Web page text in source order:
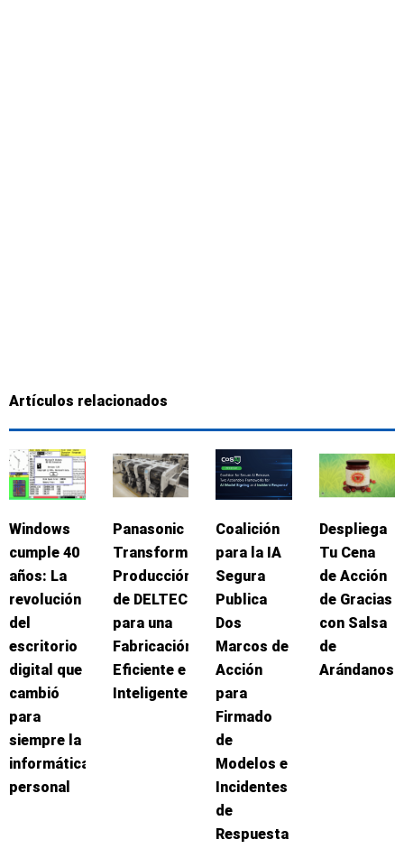
Artículos relacionados
Windows
cumple 40
años: La
revolución
del
escritorio
digital que
cambió
para
siempre la
informática
personal
Panasonic
Transforma
Producción
de DELTEC
para una
Fabricación
Eficiente e
Inteligente
Coalición
para la IA
Segura
Publica
Dos
Marcos de
Acción
para
Firmado
de
Modelos e
Incidentes
de
Respuesta
Despliega
Tu Cena
de Acción
de Gracias
con Salsa
de
Arándanos